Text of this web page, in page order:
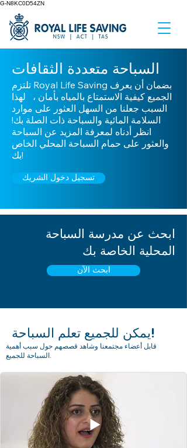
G-N8KC0D54ZN
السباحة متعددة الثقافات
تلتزم Royal Life Saving بضمان أن يعرف
الجميع كيفية الاستمتاع بالمياه بأمان ، لهذا
السبب جعلنا من السهل العثور على موارد
السلامة المائية والسباحة ذات الصلة بك!
انظر أدناه لمعرفة المزيد عن السباحة
والعثور على حمام السباحة المحلي الخاص
بك!
تسجيل دخول الشريك
ابحث عن مدرسة السباحة
المحلية الخاصة بك
ابحث الآن
يمكن للجميع تعلم السباحة!
قابل أعضاء مجتمعنا وشاهد قصصهم حول سبب أهمية
السباحة للجميع.